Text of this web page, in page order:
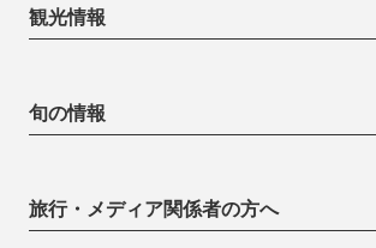
観光情報
旬の情報
旅行・メディア関係者の方へ